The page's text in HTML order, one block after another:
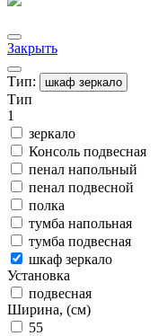
Закрыть
Тип: шкаф зеркало
Тип
1
зеркало
Консоль подвесная
пенал напольный
пенал подвесной
полка
тумба напольная
тумба подвесная
шкаф зеркало
Установка
подвесная
Ширина, (см)
55